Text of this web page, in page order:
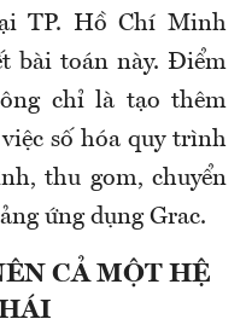
TP. Hồ Chí Minh
bài toán này. Điểm
chỉ là tạo thêm
số hóa quy trình
thu gom, chuyển
ứng dụng Grac.
CẢ MỘT HỆ